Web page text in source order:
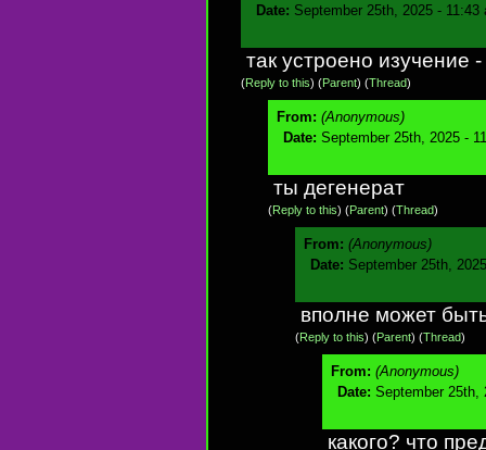
Date: September 25th, 2025 - 11:43
так устроено изучение
(Reply to this) (Parent) (Thread)
From: (Anonymous)
Date: September 25th, 2025 -
ты дегенерат
(Reply to this) (Parent) (Thread)
From: (Anonymous)
Date: September 25th,
вполне может
(Reply to this) (Parent) (Thread)
From: (Anonymous)
Date: September 25th,
какого? что